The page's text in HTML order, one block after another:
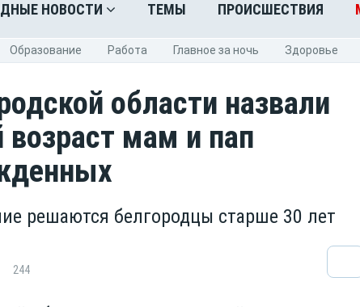
НОВОСТИ ТЕМЫ ПРОИСШЕСТВИЯ
Oбразование Pабота Главное за ночь Здоровье
области назвали
возраст мам и пап
решаются белгородцы старше 30 лет
244